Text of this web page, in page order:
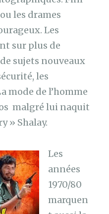
les drames
Les
sur plus de
sujets nouveaux
les
mode de l’homme
malgré lui naquit
» Shalay.
Les
années
1970/80
marquen